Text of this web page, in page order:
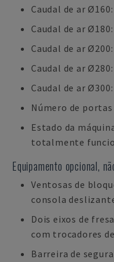
Caudal de ar
Caudal de ar
Caudal de ar
Caudal de ar
Caudal de ar
Número de
Estado da
totalmente
Equipamento opcional,
Ventosas de
consola
Dois eixos de
com trocadores
Barreira de